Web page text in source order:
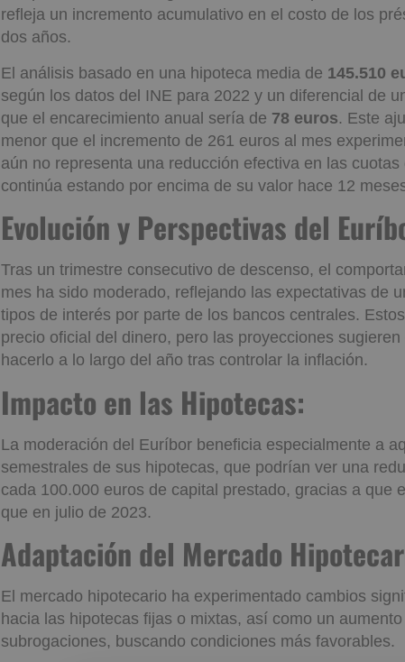
aproximadamente6,5 euros al mesen la hipoteca
comparación con las significativas alzas
dos años.
El análisis basado en una hipoteca media de145.510
según los datos del INE para 2022 y un diferencial de
que el encarecimiento anual sería de78 euros. Este
menor que el incremento de 261 euros al mes
continúa estando por encima de su valor hace 12
Evolución y Perspectivas
Tras un trimestre consecutivo de descenso, el
mes ha sido moderado, reflejando las expectativas de
tipos de interés por parte de los bancos centrales.
hacerlo a lo largo del año tras controlar la inflación.
Impacto en las Hipotecas:
La moderación del Euríbor beneficia especialmente a
semestrales de sus hipotecas, que podrían ver una
que en julio de 2023.
Adaptación del Mercado
El mercado hipotecario ha experimentado cambios